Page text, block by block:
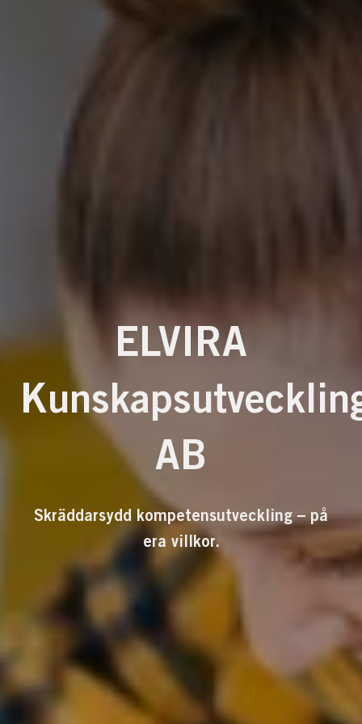
ELVIRA
AB
Skräddarsydd kompetensutveckling – på
era villkor.